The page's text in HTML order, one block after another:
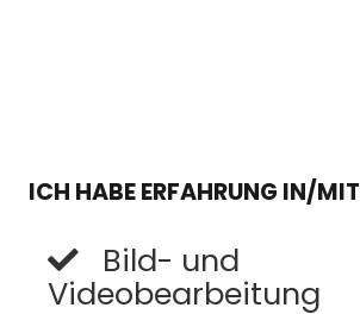
ICH HABE ERFAHRUNG IN/MIT
Bild- und
Videobearbeitung